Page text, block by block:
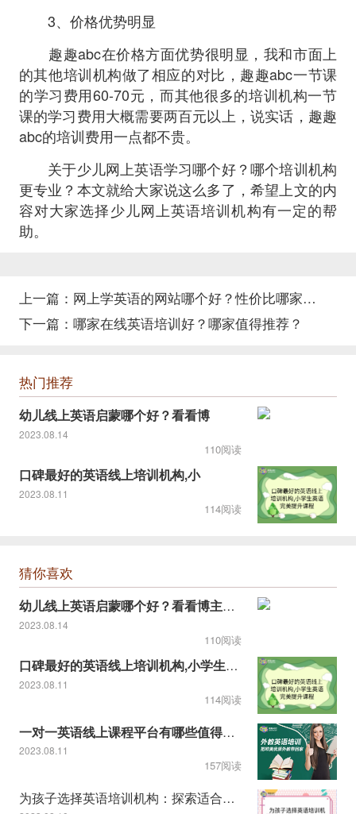
3、价格优势明显
趣趣abc在价格方面优势很明显，我和市面上
的其他培训机构做了相应的对比，趣趣abc一节课
的学习费用60-70元，而其他很多的培训机构一节
课的学习费用大概需要两百元以上，说实话，趣趣
abc的培训费用一点都不贵。
关于少儿网上英语学习哪个好？哪个培训机构
更专业？本文就给大家说这么多了，希望上文的内
容对大家选择少儿网上英语培训机构有一定的帮
助。
上一篇：
网上学英语的网站哪个好？性价比哪家高？
下一篇： 哪家在线英语培训好？哪家值得推荐？
热门推荐
幼儿线上英语启蒙哪个好？看看博
2023.08.14
110阅读
口碑最好的英语线上培训机构,小
2023.08.11
114阅读
猜你喜欢
幼儿线上英语启蒙哪个好？看看博主推荐的！
2023.08.14
110阅读
口碑最好的英语线上培训机构,小学生英语完美提升课程
2023.08.11
114阅读
一对一英语线上课程平台有哪些值得推荐
2023.08.11
157阅读
为孩子选择英语培训机构：探索适合的道路